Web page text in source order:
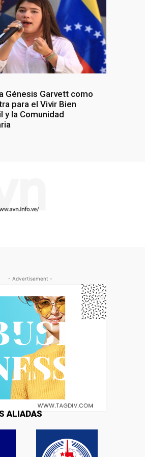
Génesis Garvett como
para el Vivir Bien
y la Comunidad
- Advertisement -
ALIADAS